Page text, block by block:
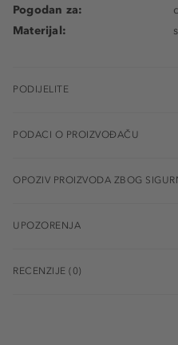
Pogodan za:
Materijal:
PODIJELITE
PODACI O PROIZVOĐAČU
OPOZIV PROIZVODA ZBOG
UPOZORENJA
RECENZIJE (0)